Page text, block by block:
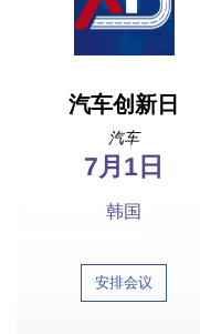
汽车创新日
汽车
7月1日
韩国
安排会议